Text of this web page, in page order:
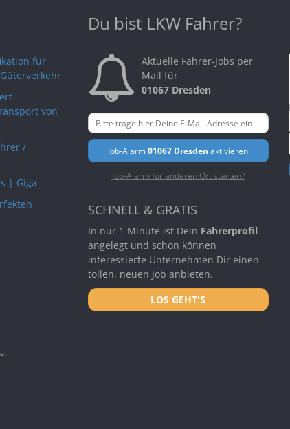
für
von
/
| Giga
Du bist LKW Fahrer?
Aktuelle Fahrer-Jobs per
Mail für
01067 Dresden
Job-Alarm01067 Dresden aktivieren
Job-Alarm für anderen Ort starten?
SCHNELL & GRATIS
In nur 1 Minute ist Dein Fahrerprofil
angelegt und schon können
interessierte Unternehmen Dir einen
tollen, neuen Job anbieten.
LOS GEHT'S